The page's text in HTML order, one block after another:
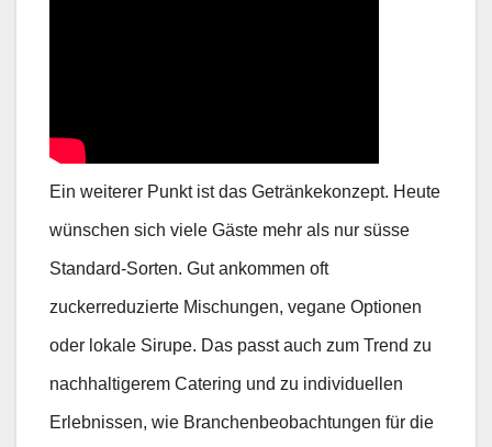
Ein weiterer Punkt ist das Getränkekonzept. Heute
wünschen sich viele Gäste mehr als nur süsse
Standard-Sorten. Gut ankommen oft
zuckerreduzierte Mischungen, vegane Optionen
oder lokale Sirupe. Das passt auch zum Trend zu
nachhaltigerem Catering und zu individuellen
Erlebnissen, wie Branchenbeobachtungen für die